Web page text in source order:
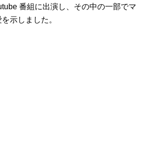
番組に出演し、その中の一部でマ
示しました。